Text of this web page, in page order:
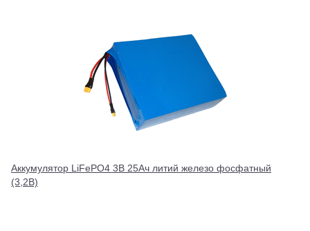
Аккумулятор LiFePO4 3В 25Ач литий железо фосфатный
(3,2В)